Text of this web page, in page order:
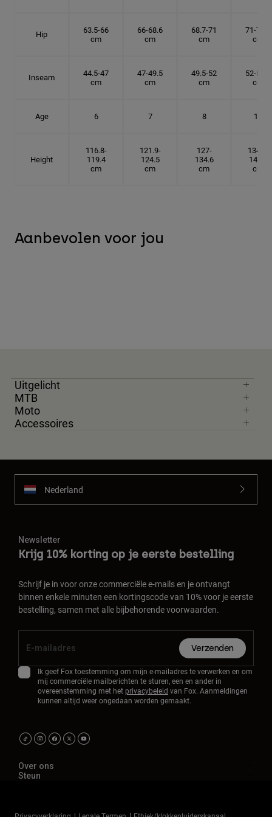
Hip
63.5-66
cm
66-68.6
cm
68.7-71
cm
71-73.6
cm
Inseam
44.5-47
cm
47-49.5
cm
49.5-52
cm
52-54.6
cm
Age 6 7 8 10
Height
116.8-
119.4
cm
121.9-
124.5
cm
127-
134.6
cm
134.6-
142.2
cm
Aanbevolen voor jou
Uitgelicht
MTB
Moto
Accessoires
Nederland
Newsletter
Krijg 10% korting op je eerste bestelling
Schrijf je in voor onze commerciële e-mails en je ontvangt
binnen enkele minuten een kortingscode van 10% voor je eerste
bestelling, samen met alle bijbehorende voorwaarden.
Verzenden
Ik geef Fox toestemming om mijn e-mailadres te verwerken en om
mij commerciële mailberichten te sturen, een en ander in
overeenstemming met het privacybeleid van Fox. Aanmeldingen
kunnen altijd weer ongedaan worden gemaakt.
Over ons
Steun